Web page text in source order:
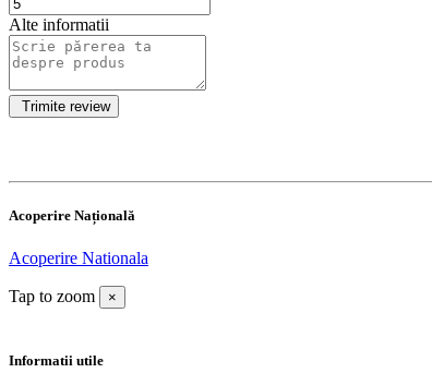
Alte informatii
Acoperire Națională
Acoperire Nationala
Tap to zoom ×
Informatii utile